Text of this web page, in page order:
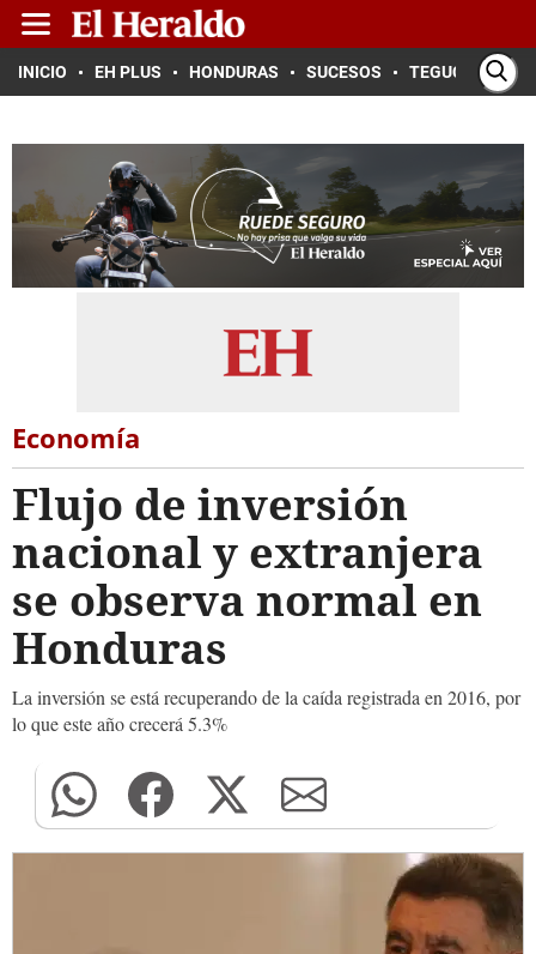
INICIO EH PLUS HONDURAS SUCESOS TEGUCIGALPA
Economía
Flujo de inversión
nacional y extranjera
se observa normal en
Honduras
La inversión se está recuperando de la caída registrada en 2016, por
lo que este año crecerá 5.3%